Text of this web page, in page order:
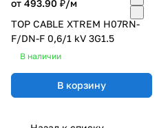
от 493.90 ₽/м
TOP CABLE XTREM H07RN-
F/DN-F 0,6/1 kV 3G1.5
В наличии
В корзину